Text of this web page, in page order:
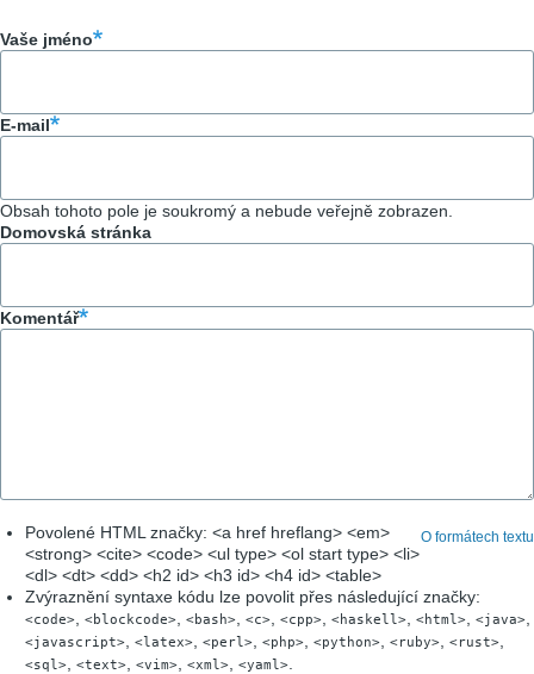
Vaše jméno
E-mail
Obsah tohoto pole je soukromý a nebude veřejně zobrazen.
Domovská stránka
Komentář
O formátech textu
Povolené HTML značky: <a href hreflang> <em>
<strong> <cite> <code> <ul type> <ol start type> <li>
<dl> <dt> <dd> <h2 id> <h3 id> <h4 id> <table>
Zvýraznění syntaxe kódu lze povolit přes následující značky:
<code> <blockcode> <bash> <c> <cpp> <haskell> <html> <java>
<javascript> <latex> <perl> <php> <python> <ruby> <rust>
<sql> <text> <vim> <xml> <yaml>